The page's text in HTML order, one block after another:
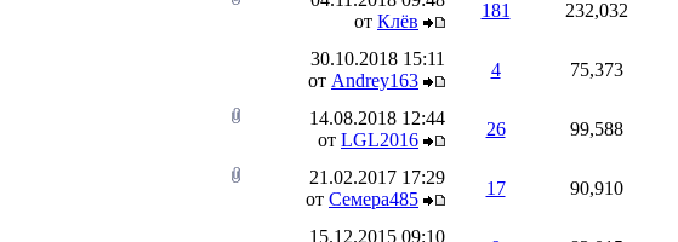
от Клёв
181 232,032
30.10.2018 15:11
от Andrey163
4 75,373
14.08.2018 12:44
от LGL2016
26 99,588
21.02.2017 17:29
от Семера485
17 90,910
15.12.2015 09:10